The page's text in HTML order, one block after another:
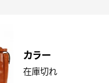
カラー
在庫切れ